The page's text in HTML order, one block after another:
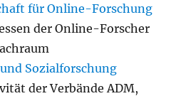
für Online-Forschung
der Online-Forscher
Sozialforschung
der Verbände ADM,